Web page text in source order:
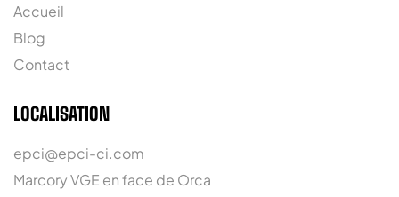
Accueil
Blog
Contact
LOCALISATION
epci@epci-ci.com
Marcory VGE en face de Orca